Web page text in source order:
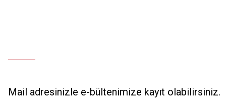
Mail adresinizle e-bültenimize kayıt olabilirsiniz.